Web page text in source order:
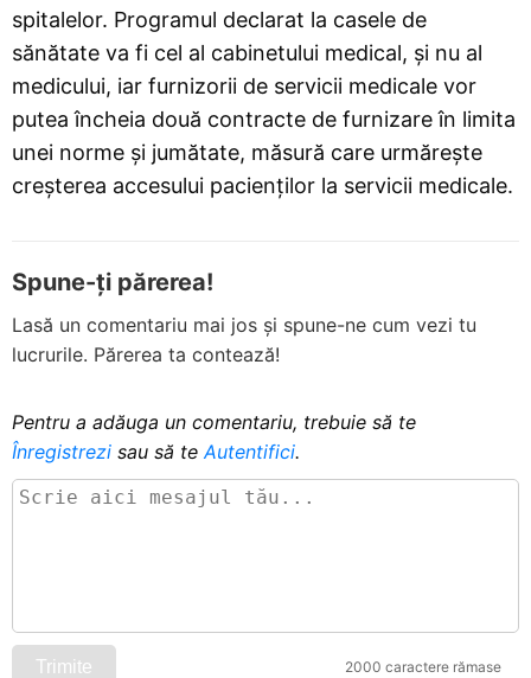
spitalelor. Programul declarat la casele de
sănătate va fi cel al cabinetului medical, și nu al
medicului, iar furnizorii de servicii medicale vor
putea încheia două contracte de furnizare în limita
unei norme și jumătate, măsură care urmărește
creșterea accesului pacienților la servicii medicale.
Spune-ți părerea!
Lasă un comentariu mai jos și spune-ne cum vezi tu
lucrurile. Părerea ta contează!
Pentru a adăuga un comentariu, trebuie să te
Înregistrezi sau să te Autentifici.
2000 caractere rămase
Trimite